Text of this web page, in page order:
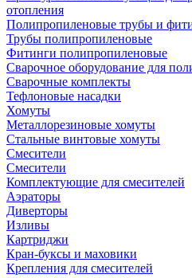
отопления
Полипропиленовые трубы и
Трубы полипропиленовые
Фитинги полипропиленовые
Сварочное оборудование для
Сварочные комплекты
Тефлоновые насадки
Хомуты
Металлорезиновые хомуты
Стальные винтовые хомуты
Смесители
Смесители
Комплектующие для смесителей
Аэраторы
Диверторы
Изливы
Картриджи
Кран-буксы и маховики
Крепления для смесителей